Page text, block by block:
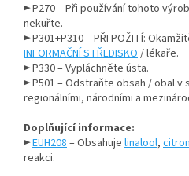
► P270 – Při používání tohoto
nekuřte.
► P301+P310 – PŘI POŽITÍ:
INFORMAČNÍ STŘEDISKO/ lékaře.
► P330 – Vypláchněte ústa.
► P501 – Odstraňte obsah / obal v
regionálními, národními a
Doplňující informace:
►EUH208– Obsahuje linalool,
reakci.